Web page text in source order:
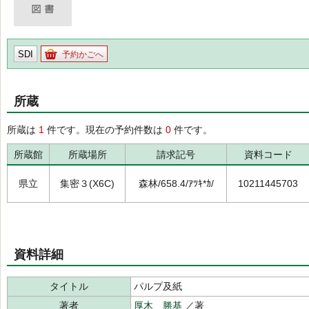
SDI 予約かごへ
所蔵
所蔵は 1 件です。現在の予約件数は 0 件です。
所蔵館 所蔵場所 請求記号 資料コード
県立 集密３(X6C) 森林/658.4/ｱﾂｷ*ｶ/ 10211445703
資料詳細
タイトル
パルプ及紙
著者
厚木 勝基 ／著